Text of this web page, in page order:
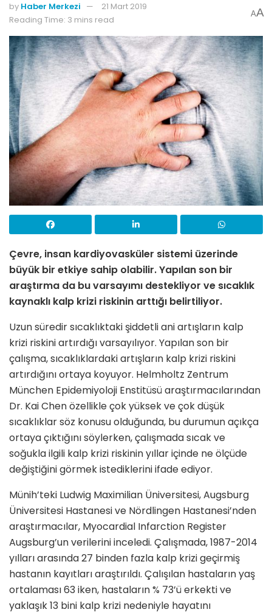
by Haber Merkezi
21 Mart 2019
Reading Time: 3 mins read
AA
Çevre, insan kardiyovasküler sistemi üzerinde
büyük bir etkiye sahip olabilir. Yapılan son bir
araştırma da bu varsayımı destekliyor ve sıcaklık
kaynaklı kalp krizi riskinin arttığı belirtiliyor.
Uzun süredir sıcaklıktaki şiddetli ani artışların kalp
krizi riskini artırdığı varsayılıyor. Yapılan son bir
çalışma, sıcaklıklardaki artışların kalp krizi riskini
artırdığını ortaya koyuyor. Helmholtz Zentrum
München Epidemiyoloji Enstitüsü araştırmacılarından
Dr. Kai Chen özellikle çok yüksek ve çok düşük
sıcaklıklar söz konusu olduğunda, bu durumun açıkça
ortaya çıktığını söylerken, çalışmada sıcak ve
soğukla ​​ilgili kalp krizi riskinin yıllar içinde ne ölçüde
değiştiğini görmek istediklerini ifade ediyor.
Münih’teki Ludwig Maximilian Üniversitesi, Augsburg
Üniversitesi Hastanesi ve Nördlingen Hastanesi’nden
araştırmacılar, Myocardial Infarction Register
Augsburg’un verilerini inceledi. Çalışmada, 1987-2014
yılları arasında 27 binden fazla kalp krizi geçirmiş
hastanın kayıtları araştırıldı. Çalışılan hastaların yaş
ortalaması 63 iken, hastaların % 73’ü erkekti ve
yaklaşık 13 bini kalp krizi nedeniyle hayatını